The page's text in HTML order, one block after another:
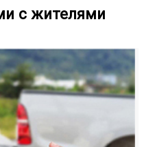
с жителями